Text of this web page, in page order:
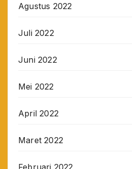
Agustus 2022
Juli 2022
Juni 2022
Mei 2022
April 2022
Maret 2022
Februari 2022